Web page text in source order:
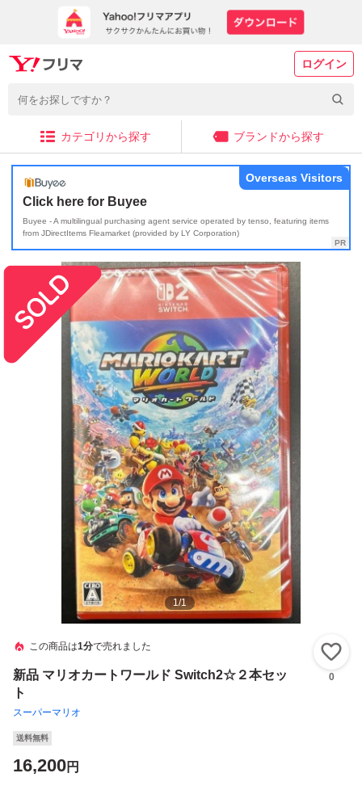
ログイン
カテゴリから探す ブランドから探す
Click here for Buyee
Buyee - A multilingual purchasing agent service operated by tenso, featuring items
from JDirectItems Fleamarket (provided by LY Corporation)
Overseas Visitors
1/1
この商品は1分で売れました
新品 マリオカートワールド Switch2☆２本セッ
ト
スーパーマリオ
0
送料無料
16,200円